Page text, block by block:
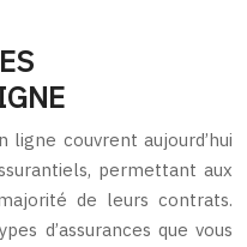
ligne couvrent aujourd’hui
permettant aux
de leurs contrats.
d’assurances que vous